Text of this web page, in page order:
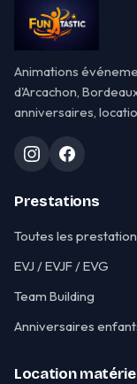
Animations
d'Arcachon,
anniversaires,
Prestations
Toutes les
EVJ / EVJF / EVG
Team Building
Anniversaires
Location